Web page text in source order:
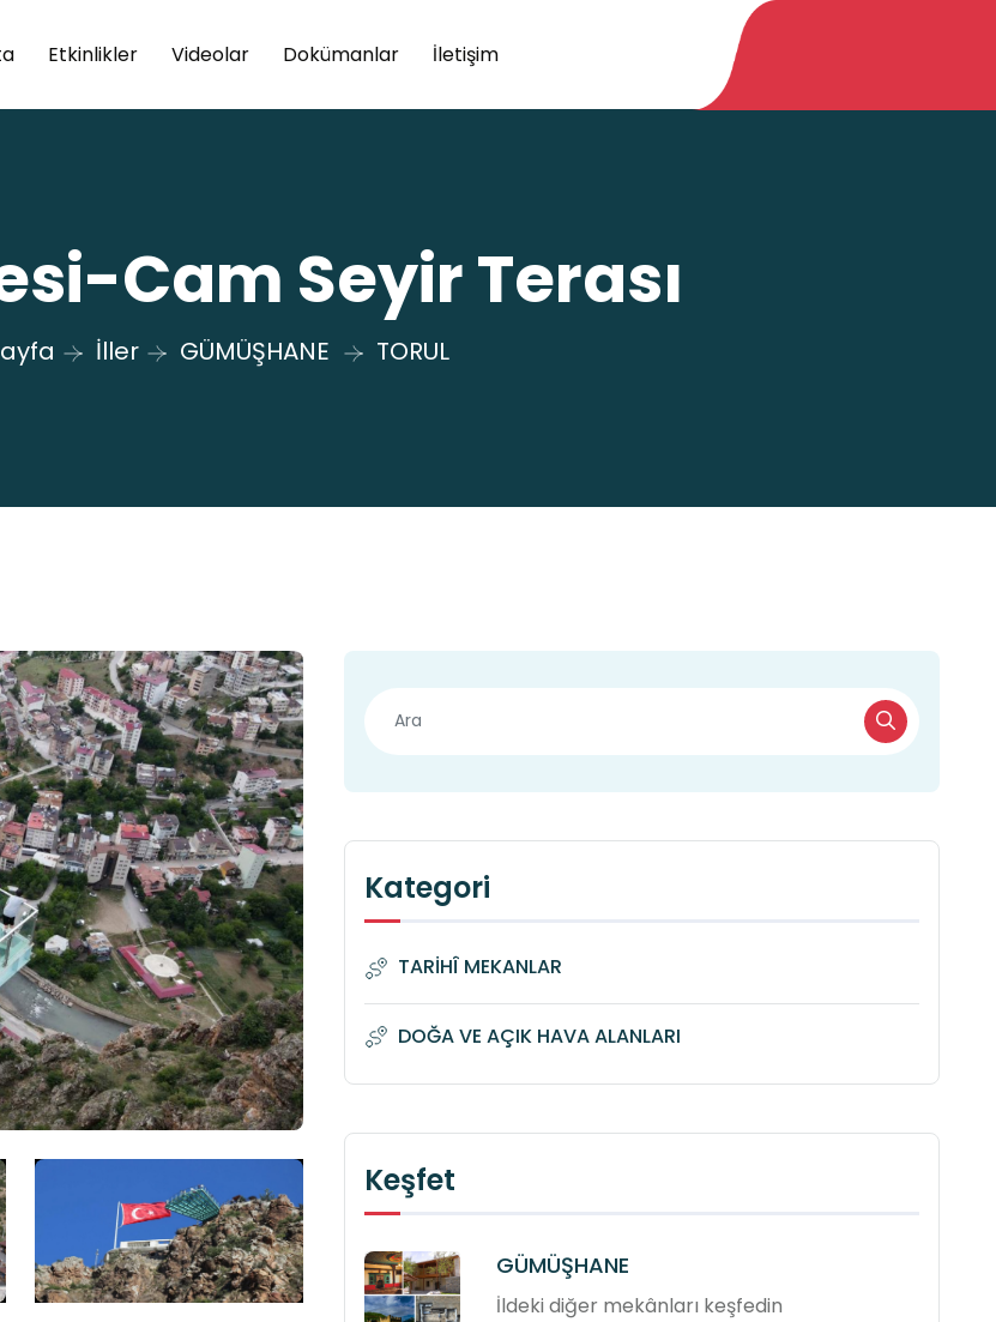
Etkinlikler Videolar Dokümanlar İletişim
Cam Seyir Terası
İller GÜMÜŞHANE TORUL
Kategori
TARİHÎ MEKANLAR
DOĞA VE AÇIK HAVA ALANLARI
Keşfet
GÜMÜŞHANE
İldeki diğer mekânları keşfedin